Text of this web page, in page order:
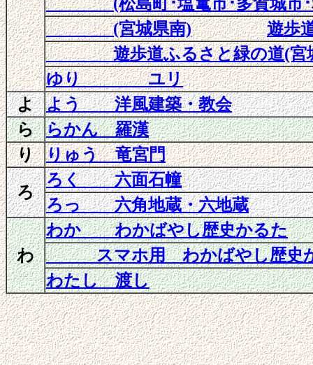
(宮城県南)
遊歩
遊歩道ふるさと緑の道(宮城
ゆり ユリ
よ
よう 洋風建築・教会
ら
らかん 羅漢
り
りゅう 竜宮門
ろ
ろく 六面石幢
ろっ 六角地蔵・六地蔵
わ
わか わかばやし歴史かるた
スマホ用 わかばやし歴史
わたし 渡し